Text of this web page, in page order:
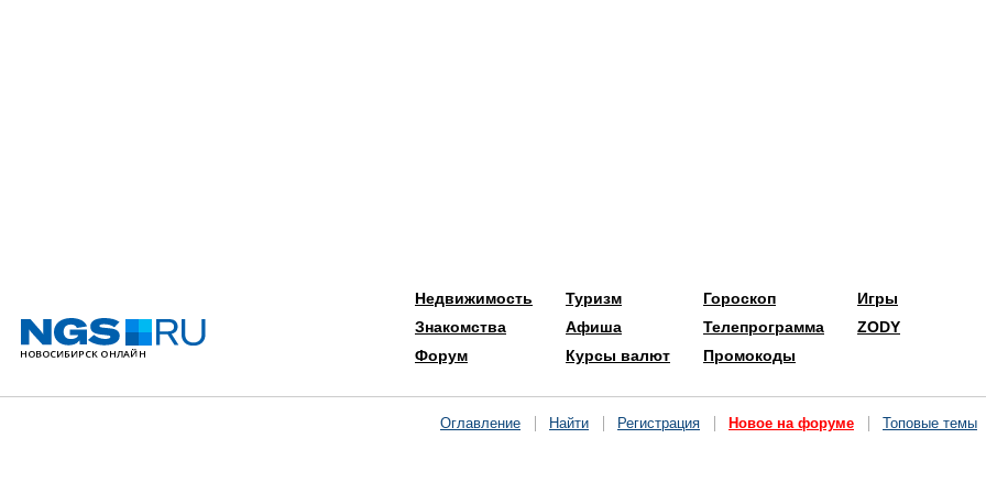
Недвижимость
Знакомства
Форум
Туризм
Афиша
Курсы валют
Гороскоп
Телепрограмма
Промокоды
Игры
ZODY
Оглавление Найти Регистрация Новое на форуме Топовые темы